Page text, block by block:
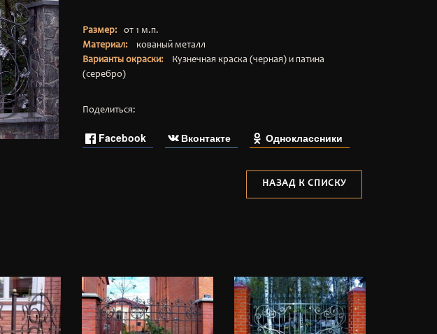
Размер:от 1 м.п.
Материал:кованый металл
Варианты окраски: Кузнечная краска (черная) и патина
(серебро)
Поделиться:
Facebook Вконтакте Одноклассники
НАЗАД К СПИСКУ